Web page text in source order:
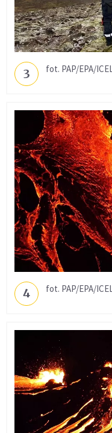
3 fot. PAP/EPA/
4 fot. PAP/EPA/